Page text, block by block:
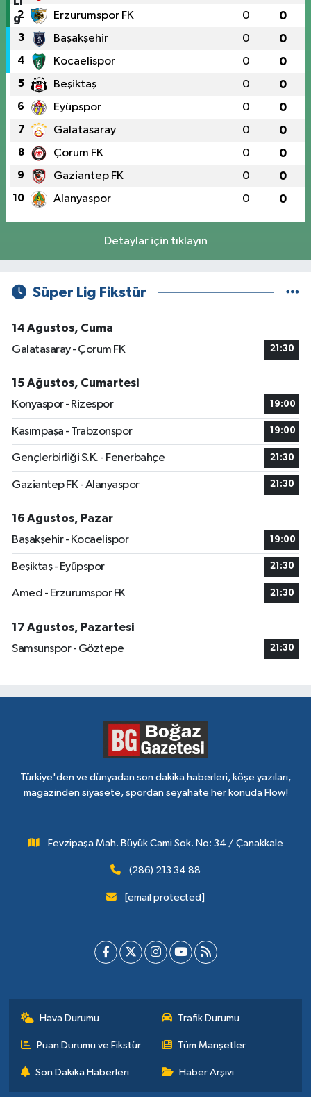
2 Erzurumspor FK 0 0
3 Başakşehir 0 0
4 Kocaelispor 0 0
5 Beşiktaş 0 0
6 Eyüpspor 0 0
7 Galatasaray 0 0
8 Çorum FK 0 0
9 Gaziantep FK 0 0
10 Alanyaspor 0 0
Detaylar için tıklayın
Süper Lig Fikstür
14 Ağustos, Cuma
Galatasaray - Çorum FK
21:30
15 Ağustos, Cumartesi
Konyaspor - Rizespor
19:00
Kasımpaşa - Trabzonspor 19:00
Gençlerbirliği S.K. - Fenerbahçe 21:30
Gaziantep FK - Alanyaspor 21:30
16 Ağustos, Pazar
Başakşehir - Kocaelispor
19:00
Beşiktaş - Eyüpspor 21:30
Amed - Erzurumspor FK 21:30
17 Ağustos, Pazartesi
Samsunspor - Göztepe
21:30
Türkiye'den ve dünyadan son dakika haberleri, köşe yazıları,
magazinden siyasete, spordan seyahate her konuda Flow!
Fevzipaşa Mah. Büyük Cami Sok. No: 34 / Çanakkale
(286) 213 34 88
[email protected]
Hava Durumu Trafik Durumu
Puan Durumu ve Fikstür Tüm Manşetler
Son Dakika Haberleri Haber Arşivi